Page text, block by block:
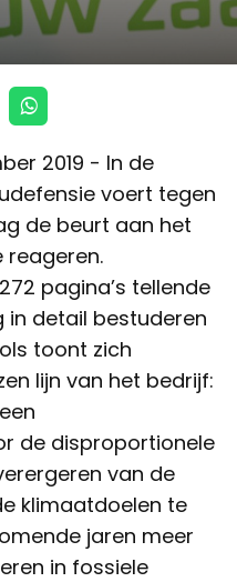
2019 - In de
voert tegen
de beurt aan het
pagina’s tellende
detail bestuderen
toont zich
lijn van het bedrijf:
de disproportionele
van de
klimaatdoelen te
jaren meer
in fossiele